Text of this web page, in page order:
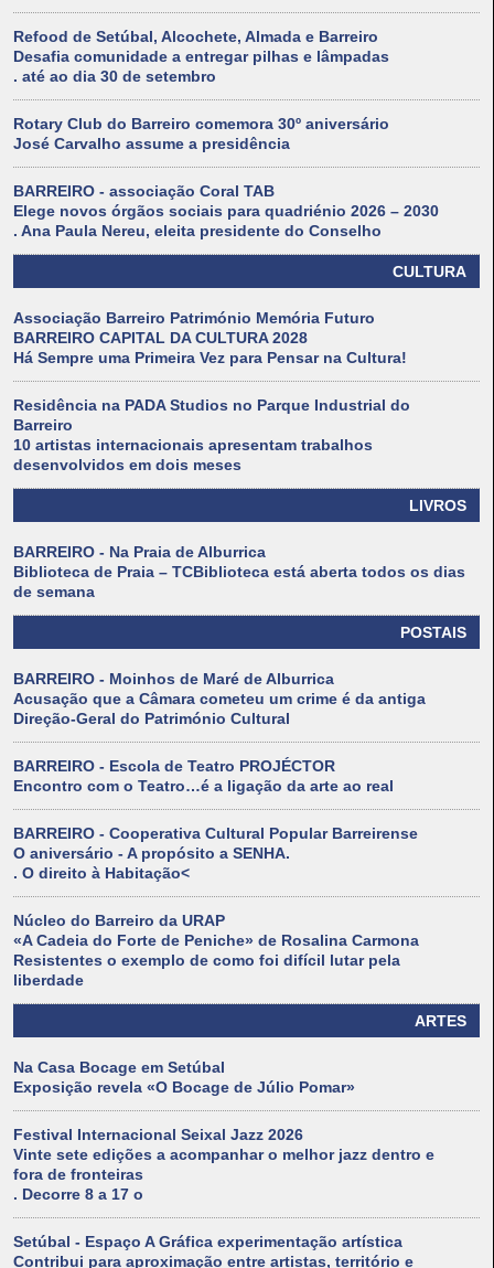
Refood de Setúbal, Alcochete, Almada e Barreiro
Desafia comunidade a entregar pilhas e lâmpadas
. até ao dia 30 de setembro
Rotary Club do Barreiro comemora 30º aniversário
José Carvalho assume a presidência
BARREIRO - associação Coral TAB
Elege novos órgãos sociais para quadriénio 2026 – 2030
. Ana Paula Nereu, eleita presidente do Conselho
CULTURA
Associação Barreiro Património Memória Futuro
BARREIRO CAPITAL DA CULTURA 2028
Há Sempre uma Primeira Vez para Pensar na Cultura!
Residência na PADA Studios no Parque Industrial do
Barreiro
10 artistas internacionais apresentam trabalhos
desenvolvidos em dois meses
LIVROS
BARREIRO - Na Praia de Alburrica
Biblioteca de Praia – TCBiblioteca está aberta todos os dias
de semana
POSTAIS
BARREIRO - Moinhos de Maré de Alburrica
Acusação que a Câmara cometeu um crime é da antiga
Direção-Geral do Património Cultural
BARREIRO - Escola de Teatro PROJÉCTOR
Encontro com o Teatro…é a ligação da arte ao real
BARREIRO - Cooperativa Cultural Popular Barreirense
O aniversário - A propósito a SENHA.
. O direito à Habitação<
Núcleo do Barreiro da URAP
«A Cadeia do Forte de Peniche» de Rosalina Carmona
Resistentes o exemplo de como foi difícil lutar pela
liberdade
ARTES
Na Casa Bocage em Setúbal
Exposição revela «O Bocage de Júlio Pomar»
Festival Internacional Seixal Jazz 2026
Vinte sete edições a acompanhar o melhor jazz dentro e
fora de fronteiras
. Decorre 8 a 17 o
Setúbal - Espaço A Gráfica experimentação artística
Contribui para aproximação entre artistas, território e